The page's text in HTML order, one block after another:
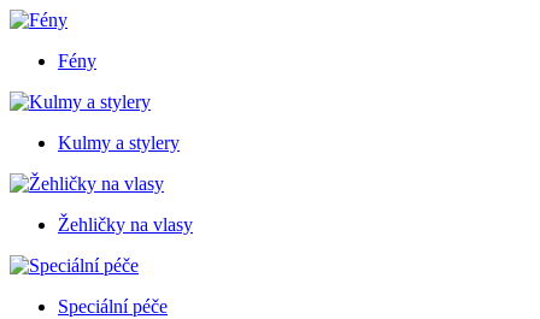
Fény
Kulmy a stylery
Žehličky na vlasy
Speciální péče